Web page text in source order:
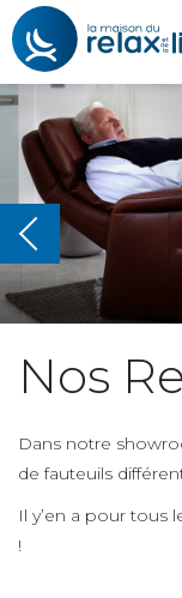
Nos
Dans notre
de fauteuils
Il y’en a pour tous
!